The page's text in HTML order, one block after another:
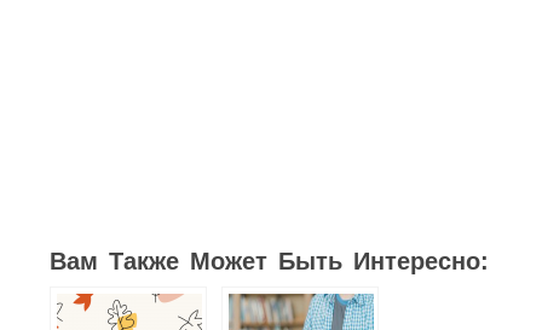
Вам Также Может Быть Интересно: